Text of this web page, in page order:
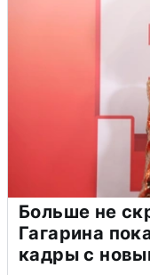
Больше не
Гагарина
кадры с